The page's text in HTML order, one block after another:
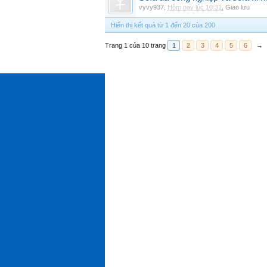
vyvy937 Hôm nay lúc 10:31 Giao lưu
Hiển thị kết quả từ 1 đến 20 của 200
Trang 1 của 10 trang 1 2 3 4 5 6 →